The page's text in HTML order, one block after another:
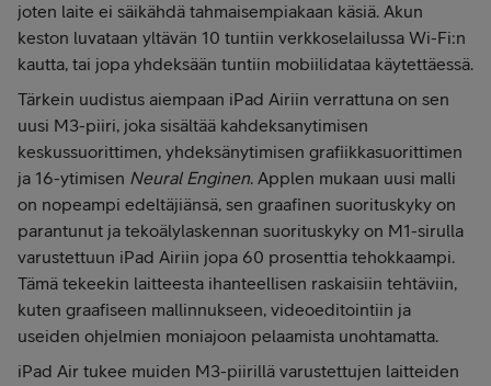
joten laite ei säikähdä tahmaisempiakaan käsiä. Akun
keston luvataan yltävän 10 tuntiin verkkoselailussa Wi-Fi:n
kautta, tai jopa yhdeksään tuntiin mobiilidataa käytettäessä.
Tärkein uudistus aiempaan iPad Airiin verrattuna on sen
uusi M3-piiri, joka sisältää kahdeksanytimisen
keskussuorittimen, yhdeksänytimisen grafiikkasuorittimen
ja 16-ytimisen Neural Enginen. Applen mukaan uusi malli
on nopeampi edeltäjiänsä, sen graafinen suorituskyky on
parantunut ja tekoälylaskennan suorituskyky on M1-sirulla
varustettuun iPad Airiin jopa 60 prosenttia tehokkaampi.
Tämä tekeekin laitteesta ihanteellisen raskaisiin tehtäviin,
kuten graafiseen mallinnukseen, videoeditointiin ja
useiden ohjelmien moniajoon pelaamista unohtamatta.
iPad Air tukee muiden M3-piirillä varustettujen laitteiden